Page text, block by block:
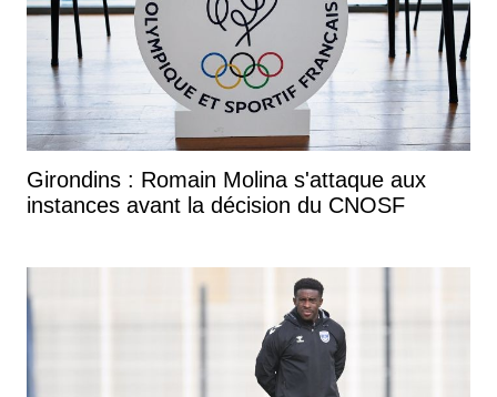
Girondins : Romain Molina s'attaque aux
instances avant la décision du CNOSF